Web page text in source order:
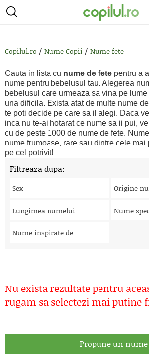
Copilul.ro / Nume Copii / Nume fete
Cauta in lista cu nume de fete pentru a
nume pentru bebelusul tau. Alegerea
bebelusul care urmeaza sa vina pe
una dificila. Exista atat de multe nume
te poti decide pe care sa il alegi. Daca
inca nu te-ai hotarat ce nume sa ii pui,
cu de peste 1000 de nume de fete.
nume frumoase, rare sau dintre cele mai
pe cel potrivit!
Filtreaza dupa:
Sex Origine
Lungimea numelui Nume
Nume inspirate de
Nu exista rezultate pentru
rugam sa selectezi mai putine
Propune un nume